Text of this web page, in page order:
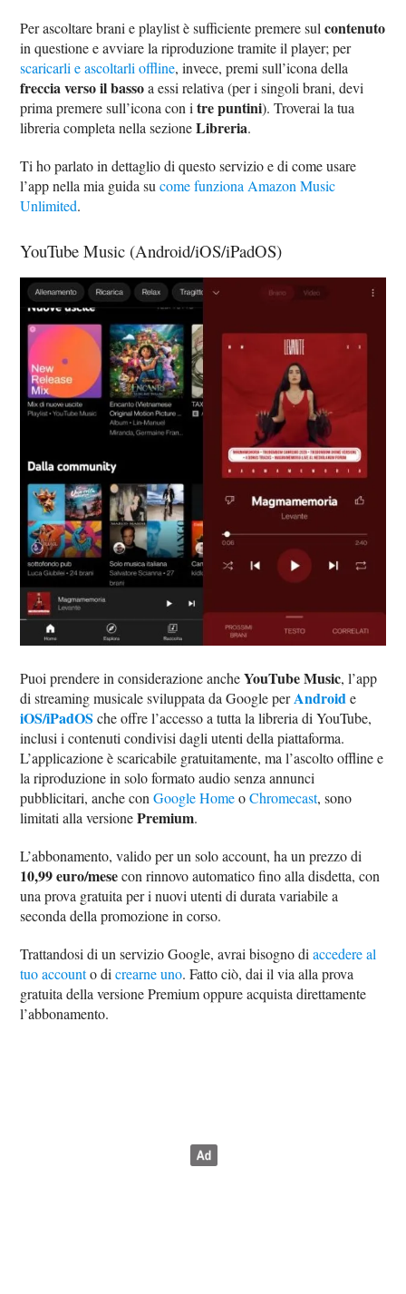
Per ascoltare brani e playlist è sufficiente premere sulcontenuto
in questione e avviare la riproduzione tramite il player; per
scaricarli e ascoltarli offline, invece, premi sull’icona della
freccia verso il bassoa essi relativa (per i singoli brani, devi
prima premere sull’icona con itre puntini). Troverai la tua
libreria completa nella sezioneLibreria.
Ti ho parlato in dettaglio di questo servizio e di come usare
l’app nella mia guida sucome funziona Amazon Music
Unlimited.
YouTube Music (Android/iOS/iPadOS)
Puoi prendere in considerazione ancheYouTube Music, l’app
di streaming musicale sviluppata da Google perAndroide
iOS/iPadOS che offre l’accesso a tutta la libreria di YouTube,
inclusi i contenuti condivisi dagli utenti della piattaforma.
L’applicazione è scaricabile gratuitamente, ma l’ascolto offline e
la riproduzione in solo formato audio senza annunci
pubblicitari, anche conGoogle HomeoChromecast, sono
limitati alla versionePremium.
L’abbonamento, valido per un solo account, ha un prezzo di
10,99 euro/mesecon rinnovo automatico fino alla disdetta, con
una prova gratuita per i nuovi utenti di durata variabile a
seconda della promozione in corso.
Trattandosi di un servizio Google, avrai bisogno diaccedere al
tuo accounto dicrearne uno. Fatto ciò, dai il via alla prova
gratuita della versione Premium oppure acquista direttamente
l’abbonamento.